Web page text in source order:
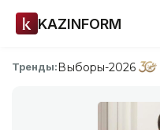
KAZINFORM
Тренды:Выборы-2026